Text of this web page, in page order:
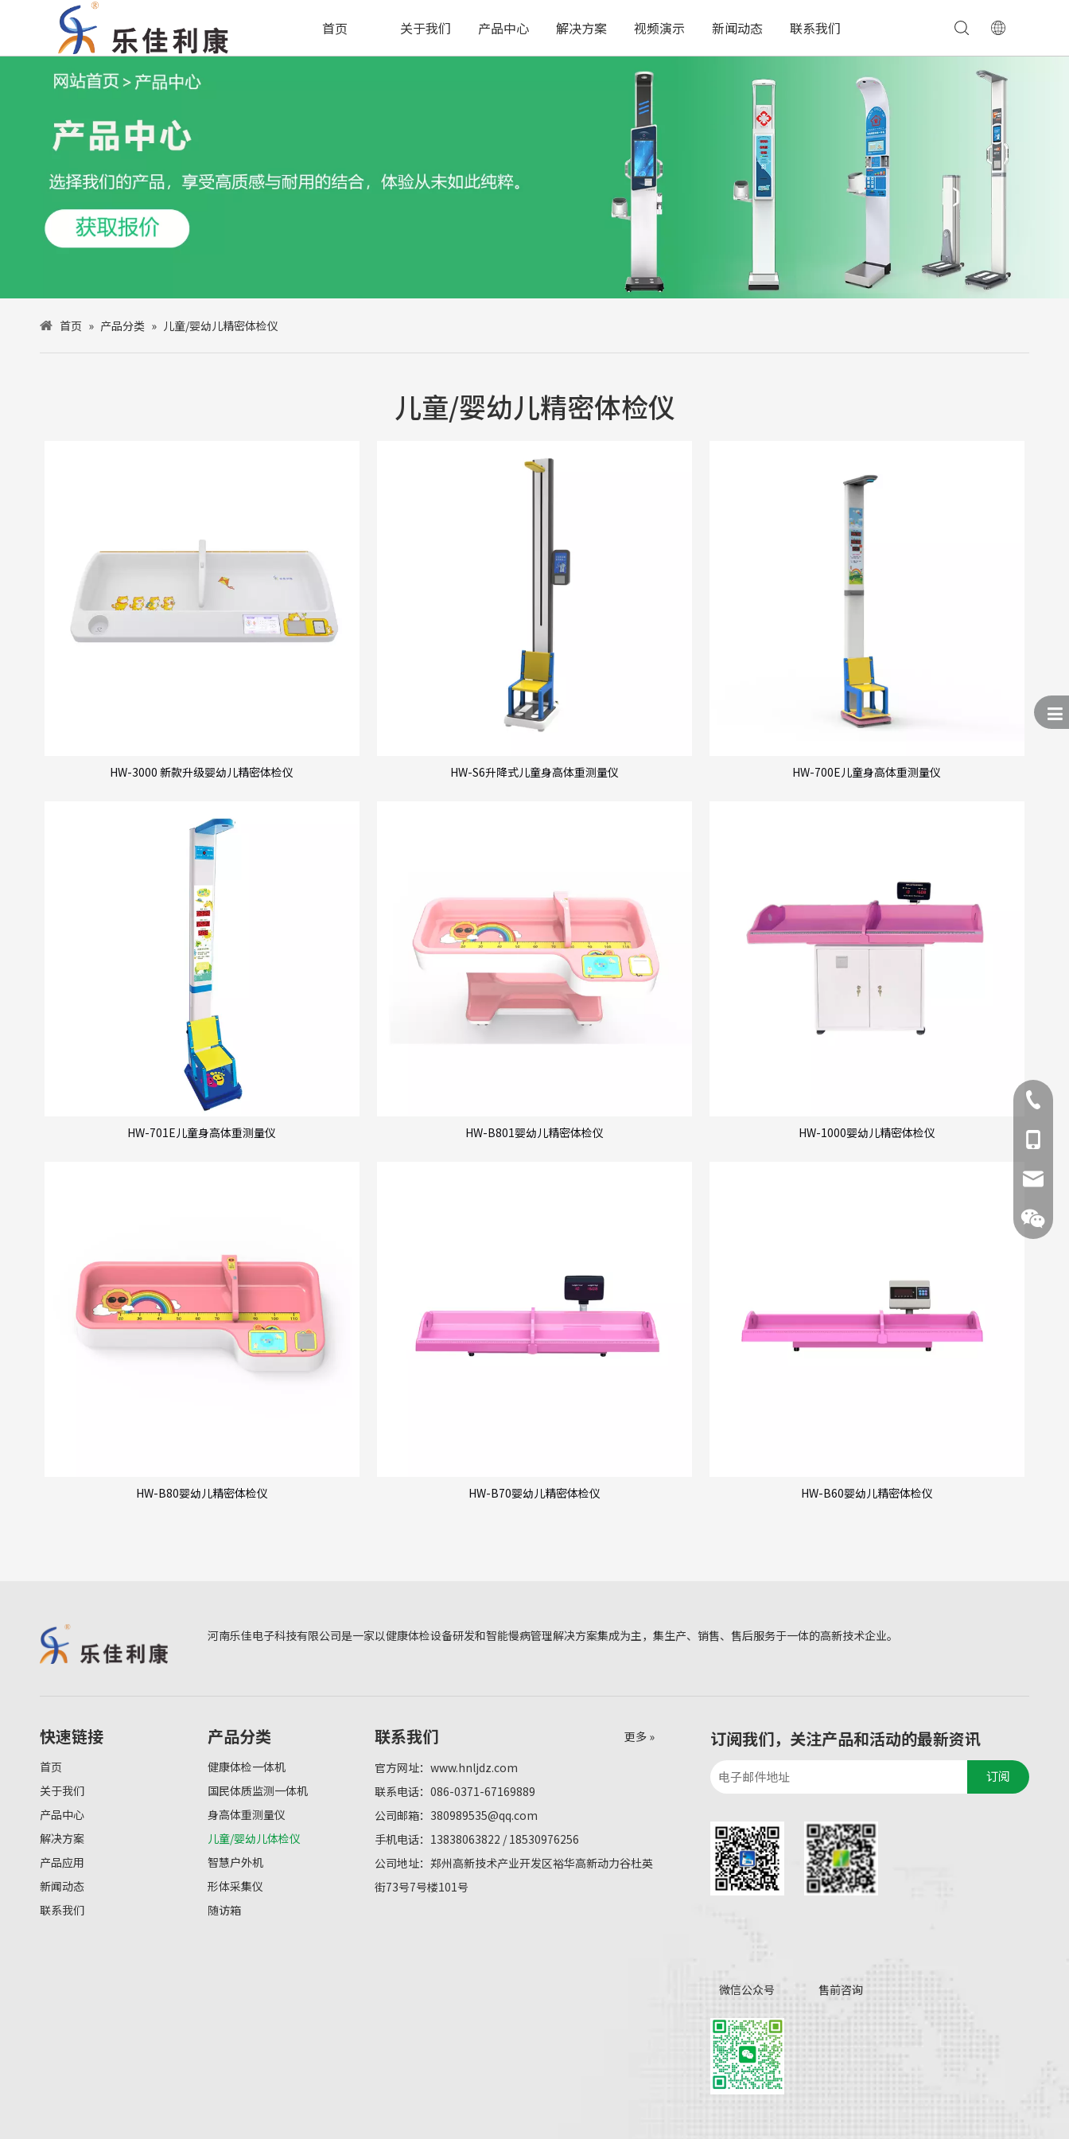
首页 关于我们 产品中心 解决方案 视频演示 新闻动态 联系我们
首页 » 产品分类 » 儿童/婴幼儿精密体检仪
儿童/婴幼儿精密体检仪
HW-3000 新款升级婴幼儿精密体检仪 HW-S6升降式儿童身高体重测量仪 HW-700E儿童身高体重测量仪
HW-701E儿童身高体重测量仪 HW-B801婴幼儿精密体检仪 HW-1000婴幼儿精密体检仪
HW-B80婴幼儿精密体检仪 HW-B70婴幼儿精密体检仪 HW-B60婴幼儿精密体检仪
河南乐佳电子科技有限公司是一家以健康体检设备研发和智能慢病管理解决方案集成为主，集生产、销售、售后服务于一体的高新技术企业。
快速链接
首页
关于我们
产品中心
解决方案
产品应用
新闻动态
联系我们
+86-
产品分类
健康体检一体机
国民体质监测一体机
身高体重测量仪
儿童/婴幼儿体检仪
智慧户外机
形体采集仪
随访箱
联系我们
更多 »
官方网址：www.hnljdz.com
联系电话：086-0371-67169889
公司邮箱： 380989535@qq.com
手机电话：13838063822 / 18530976256
公司地址：郑州高新技术产业开发区裕华高新动力谷杜英
街73号7号楼101号
订阅我们，关注产品和活动的最新资讯
订阅
微信公众号 售前咨询